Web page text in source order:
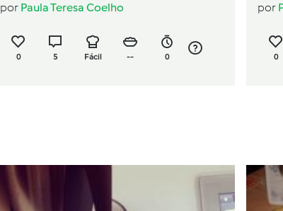
por Paula Teresa Coelho
0 5 Fácil -- 0
por
0